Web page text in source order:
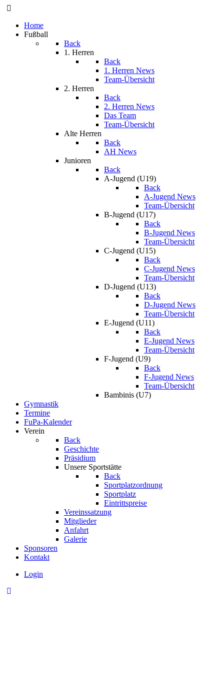
Home
Fußball
Back
1. Herren
Back
1. Herren News
Team-Übersicht
2. Herren
Back
2. Herren News
Das Team
Team-Übersicht
Alte Herren
Back
AH News
Junioren
Back
A-Jugend (U19)
Back
A-Jugend News
Team-Übersicht
B-Jugend (U17)
Back
B-Jugend News
Team-Übersicht
C-Jugend (U15)
Back
C-Jugend News
Team-Übersicht
D-Jugend (U13)
Back
D-Jugend News
Team-Übersicht
E-Jugend (U11)
Back
E-Jugend News
Team-Übersicht
F-Jugend (U9)
Back
F-Jugend News
Team-Übersicht
Bambinis (U7)
Gymnastik
Termine
FuPa-Kalender
Verein
Back
Geschichte
Präsidium
Unsere Sportstätte
Back
Sportplatzordnung
Sportplatz
Eintrittspreise
Vereinssatzung
Mitglieder
Anfahrt
Galerie
Sponsoren
Kontakt
Login